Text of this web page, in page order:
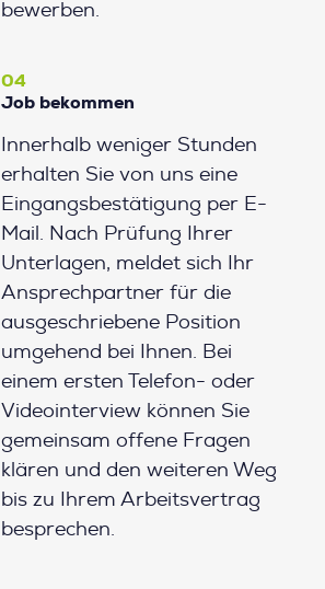
bewerben.
04
Job bekommen
Innerhalb weniger Stunden
erhalten Sie von uns eine
Eingangsbestätigung per E-
Mail. Nach Prüfung Ihrer
Unterlagen, meldet sich Ihr
Ansprechpartner für die
ausgeschriebene Position
umgehend bei Ihnen. Bei
einem ersten Telefon- oder
Videointerview können Sie
gemeinsam offene Fragen
klären und den weiteren Weg
bis zu Ihrem Arbeitsvertrag
besprechen.